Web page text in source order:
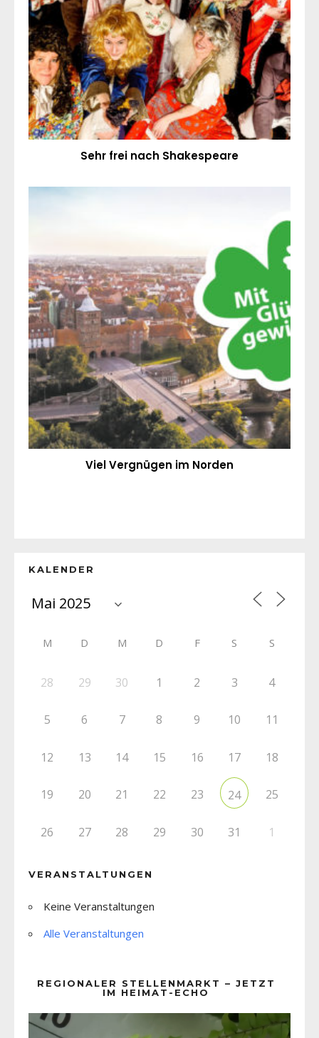
Sehr frei nach Shakespeare
Viel Vergnügen im Norden
KALENDER
M D M D F S S
28 29 30 1 2 3 4
5 6 7 8 9 10 11
12 13 14 15 16 17 18
19 20 21 22 23 24 25
26 27 28 29 30 31 1
VERANSTALTUNGEN
Keine Veranstaltungen
Alle Veranstaltungen
REGIONALER STELLENMARKT – JETZT
IM HEIMAT-ECHO